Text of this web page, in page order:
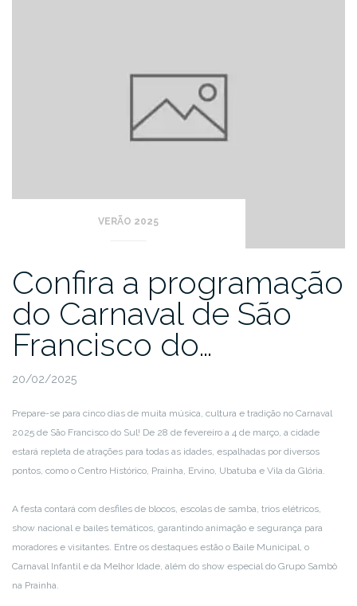
VERÃO 2025
Confira a programação
do Carnaval de São
Francisco do…
20/02/2025
Prepare-se para cinco dias de muita música, cultura e tradição no Carnaval
2025 de São Francisco do Sul! De 28 de fevereiro a 4 de março, a cidade
estará repleta de atrações para todas as idades, espalhadas por diversos
pontos, como o Centro Histórico, Prainha, Ervino, Ubatuba e Vila da Glória.
A festa contará com desfiles de blocos, escolas de samba, trios elétricos,
show nacional e bailes temáticos, garantindo animação e segurança para
moradores e visitantes. Entre os destaques estão o Baile Municipal, o
Carnaval Infantil e da Melhor Idade, além do show especial do Grupo Sambô
na Prainha.